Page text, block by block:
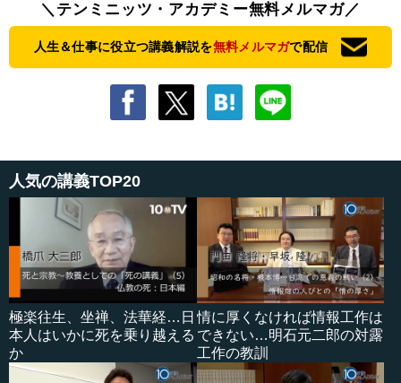
＼テンミニッツ・アカデミー無料メルマガ／
人生＆仕事に役立つ講義解説を無料メルマガで配信
人気の講義TOP20
極楽往生、坐禅、法華経…日
本人はいかに死を乗り越える
か
情に厚くなければ情報工作は
できない…明石元二郎の対露
工作の教訓